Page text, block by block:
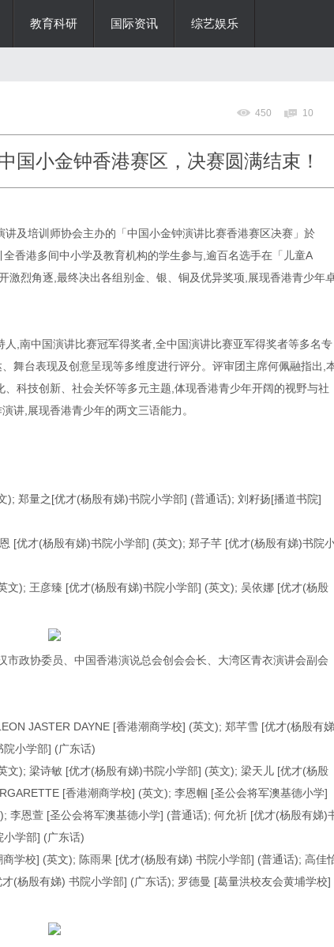
教育科研 国际资讯 综艺娱乐
450 10
国小金钟香港赛区，决赛圆满结束！
讲及培训师协会主办的「中国小金钟演讲比赛香港赛区决赛」於
香港多间中小学及教育机构的学生参与,逾百名选手在「儿童A
激烈角逐,最终决出各组别金、银、铜及优异奖项,展现香港青少年
,南中国演讲比赛冠军得奖者,全中国演讲比赛亚军得奖者等多名专
舞台表现及创意呈现等多维度进行评分。评审团主席何佩融指出,
科技创新、社会关怀等多元主题,体现香港青少年开阔的视野与社
讲,展现香港青少年的两文三语能力。
); 郑量之[优才(杨殷有娣)书院小学部] (普通话); 刘籽扬[播道书院]
[优才(杨殷有娣)书院小学部] (英文); 郑子芊 [优才(杨殷有娣)书院
文); 王彦臻 [优才(杨殷有娣)书院小学部] (英文); 吴依娜 [优才(杨殷
市政协委员、中国香港演说总会创会会长、大湾区青衣演讲会副会
JASTER DAYNE [香港潮商学校] (英文); 郑芊雪 [优才(杨殷有
小学部] (广东话)
文); 梁诗敏 [优才(杨殷有娣)书院小学部] (英文); 梁天儿 [优才(杨殷
[香港潮商学校] (英文); 李恩帼 [圣公会将军澳基德小学]
李恩萱 [圣公会将军澳基德小学] (普通话); 何允祈 [优才(杨殷有娣)
小学部] (广东话)
学校] (英文); 陈雨果 [优才(杨殷有娣) 书院小学部] (普通话); 高佳
(杨殷有娣) 书院小学部] (广东话); 罗德曼 [葛量洪校友会黄埔学校]